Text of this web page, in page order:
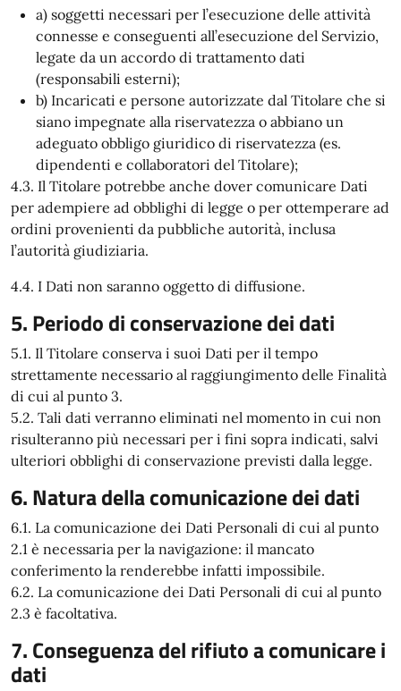
a) soggetti necessari per l’esecuzione delle attività
connesse e conseguenti all’esecuzione del Servizio,
legate da un accordo di trattamento dati
(responsabili esterni);
b) Incaricati e persone autorizzate dal Titolare che si
siano impegnate alla riservatezza o abbiano un
adeguato obbligo giuridico di riservatezza (es.
dipendenti e collaboratori del Titolare);
4.3. Il Titolare potrebbe anche dover comunicare Dati
per adempiere ad obblighi di legge o per ottemperare ad
ordini provenienti da pubbliche autorità, inclusa
l’autorità giudiziaria.
4.4. I Dati non saranno oggetto di diffusione.
5. Periodo di conservazione dei dati
5.1. Il Titolare conserva i suoi Dati per il tempo
strettamente necessario al raggiungimento delle Finalità
di cui al punto 3.
5.2. Tali dati verranno eliminati nel momento in cui non
risulteranno più necessari per i fini sopra indicati, salvi
ulteriori obblighi di conservazione previsti dalla legge.
6. Natura della comunicazione dei dati
6.1. La comunicazione dei Dati Personali di cui al punto
2.1 è necessaria per la navigazione: il mancato
conferimento la renderebbe infatti impossibile.
6.2. La comunicazione dei Dati Personali di cui al punto
2.3 è facoltativa.
7. Conseguenza del rifiuto a comunicare i
dati